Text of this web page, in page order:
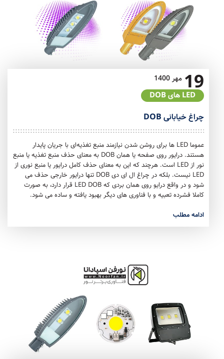
19مهر 1400
LED های DOB
چراغ خیابانی DOB
عموما LED ها برای روشن شدن نیازمند منبع تغذیه‌ای با جریان پایدار
هستند. درایور روی صفحه یا همان DOB به معنای حذف منبع تغذیه یا منبع
نور از LED است. هرچند که این به معنای حذف کامل درایور یا منبع نوری از
LED نیست. بلکه در چراغ ال ای دی DOB تنها درایور خارجی حذف می
شود و در واقع درایو روی همان بردی که LED DOB قرار دارد، به صورت
کاملا فشرده تعبیه و با فناوری های دیگر بهبود یافته و ساده می شود.
ادامه مطلب